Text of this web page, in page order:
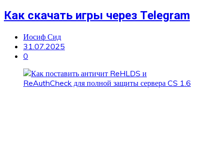
Как скачать игры через Telegram
Иосиф Сид
31.07.2025
0